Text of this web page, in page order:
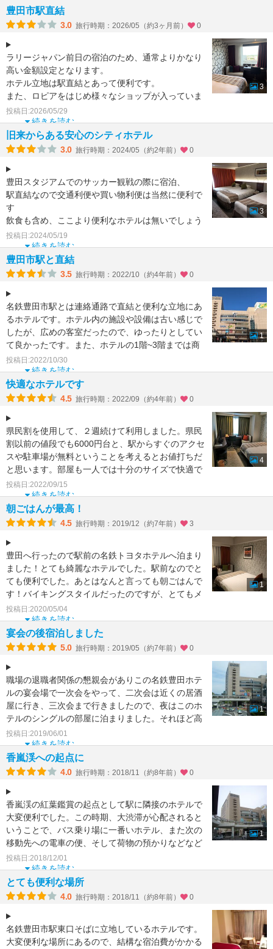
フロントもシャンデリアがどかーんとあっ
豊田市駅直結
3.0 旅行時期：2026/05（約3ヶ月前） 0
ラリージャパン前日の宿泊のため、通常よりかなり
高い金額設定となります。
ホテル立地は駅直結とあって便利です。
また、ロピアをはじめ様々なショップが入っていま
す。
残念なのはコンビニは徒歩5分程度
続きを読む
投稿日:2026/05/29
3
旧来からある安心のシティホテル
3.0 旅行時期：2024/05（約2年前） 0
豊田スタジアムでのサッカー観戦の際に宿泊、
駅直結なので交通利便や買い物利便は当然に便利で
す
飲食も含め、ここより便利なホテルは無いでしょう
ホテルの中も、かつていろいろな都市の中心部にあ
っ
続きを読む
投稿日:2024/05/19
3
豊田市駅と直結
3.5 旅行時期：2022/10（約4年前） 0
名鉄豊田市駅とは連絡通路で直結と便利な立地にあ
るホテルです。ホテル内の施設や設備は古い感じで
したが、広めの客室だったので、ゆったりとしてい
て良かったです。また、ホテルの1階~3階までは商
業施設があるの
続きを読む
投稿日:2022/10/30
1
快適なホテルです
4.5 旅行時期：2022/09（約4年前） 0
県民割を使用して、２週続けて利用しました。県民
割以前の値段でも6000円台と、駅からすぐのアクセ
スや駐車場が無料ということを考えるとお値打ちだ
と思います。部屋も一人では十分のサイズで快適で
すが、温度調
続きを読む
投稿日:2022/09/15
4
朝ごはんが最高！
4.5 旅行時期：2019/12（約7年前） 3
豊田へ行ったので駅前の名鉄トヨタホテルへ泊まり
ました！とても綺麗なホテルでした。駅前なのでと
ても便利でした。あとはなんと言っても朝ごはんで
す！バイキングスタイルだったのですが、とてもメ
ニューが豊富でし
続きを読む
投稿日:2020/05/04
1
宴会の後宿泊しました
5.0 旅行時期：2019/05（約7年前） 0
職場の退職者関係の懇親会がありこの名鉄豊田ホテ
ルの宴会場で一次会をやって、二次会は近くの居酒
屋に行き、三次会まで行きましたので、夜はこのホ
テルのシングルの部屋に泊まりました。それほど高
級ホテルというわ
続きを読む
投稿日:2019/06/01
1
香嵐渓への起点に
4.0 旅行時期：2018/11（約8年前） 0
香嵐渓の紅葉鑑賞の起点として駅に隣接のホテルで
大変便利でした。この時期、大渋滞が心配されると
いうことで、バス乗り場に一番いホテル、また次の
移動先への電車の便、そして荷物の預かりなどなど
で大変良かったで
続きを読む
投稿日:2018/12/01
1
とても便利な場所
4.0 旅行時期：2018/11（約8年前） 0
名鉄豊田市駅東口そばに立地しているホテルです。
大変便利な場所にあるので、結構な宿泊費がかかる